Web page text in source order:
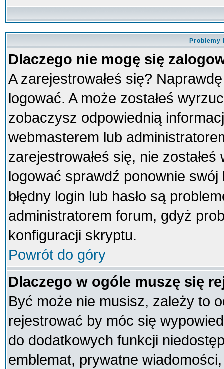
Problemy
Dlaczego nie mogę się
A zarejestrowałeś się?
logować. A może zostałeś
zobaczysz odpowiednią
webmasterem lub
zarejestrowałeś się, nie
logować sprawdź ponownie swój
błędny login lub hasło są
administratorem forum, gdyż
konfiguracji skryptu.
Powrót do góry
Dlaczego w ogóle muszę się
Być może nie musisz, zależy to
rejestrować by móc się
do dodatkowych funkcji
emblemat, prywatne